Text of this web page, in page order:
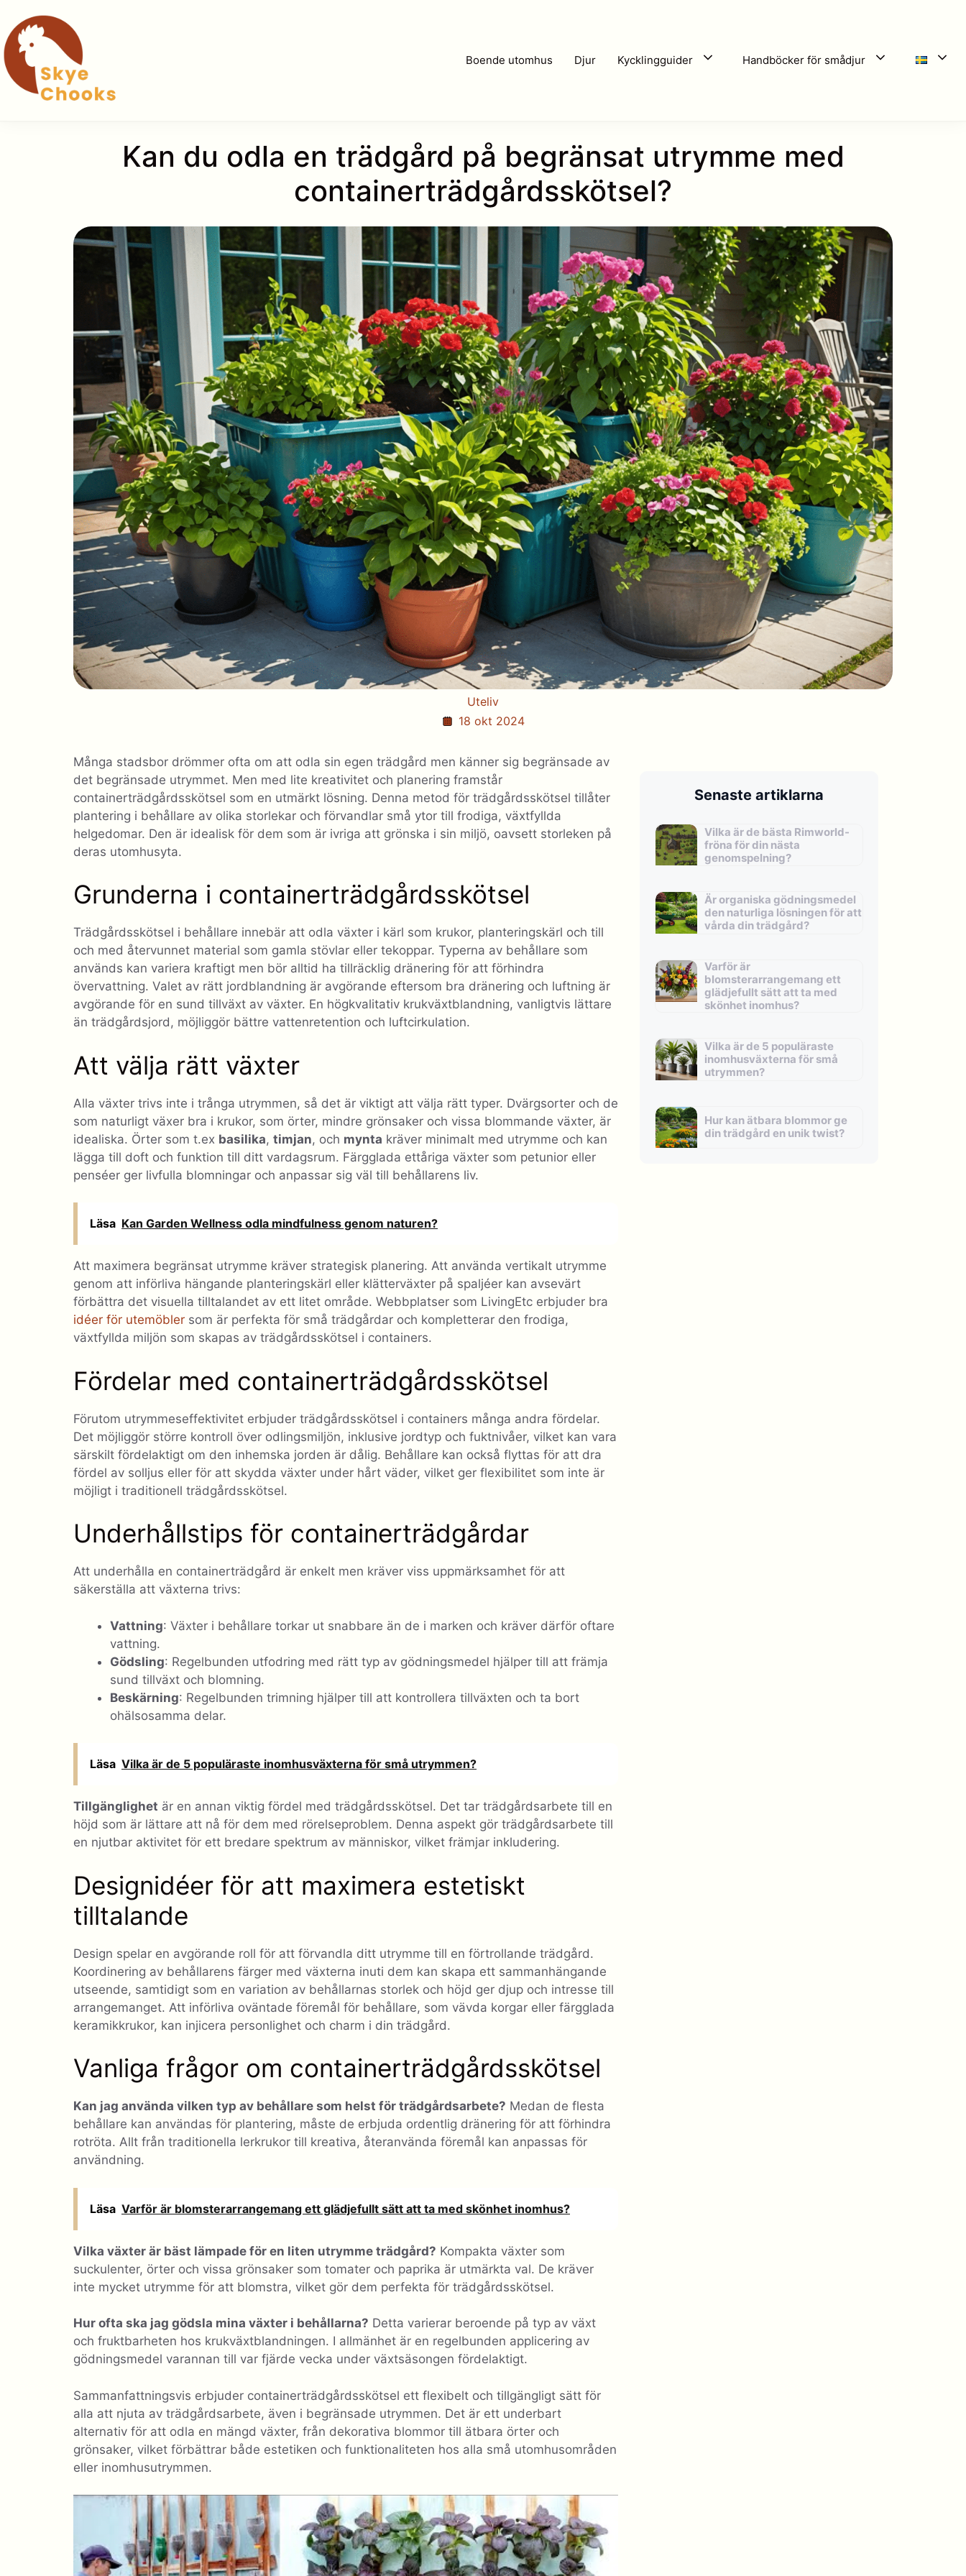
innehåll
Boende utomhus Djur Kycklingguider Handböcker för smådjur
Kan du odla en trädgård på begränsat utrymme med
containerträdgårdsskötsel?
Uteliv
18 okt 2024
Många stadsbor drömmer ofta om att odla sin egen trädgård men känner sig begränsade av
det begränsade utrymmet. Men med lite kreativitet och planering framstår
containerträdgårdsskötsel som en utmärkt lösning. Denna metod för trädgårdsskötsel tillåter
plantering i behållare av olika storlekar och förvandlar små ytor till frodiga, växtfyllda
helgedomar. Den är idealisk för dem som är ivriga att grönska i sin miljö, oavsett storleken på
deras utomhusyta.
Grunderna i containerträdgårdsskötsel
Trädgårdsskötsel i behållare innebär att odla växter i kärl som krukor, planteringskärl och till
och med återvunnet material som gamla stövlar eller tekoppar. Typerna av behållare som
används kan variera kraftigt men bör alltid ha tillräcklig dränering för att förhindra
övervattning. Valet av rätt jordblandning är avgörande eftersom bra dränering och luftning är
avgörande för en sund tillväxt av växter. En högkvalitativ krukväxtblandning, vanligtvis lättare
än trädgårdsjord, möjliggör bättre vattenretention och luftcirkulation.
Att välja rätt växter
Alla växter trivs inte i trånga utrymmen, så det är viktigt att välja rätt typer. Dvärgsorter och de
som naturligt växer bra i krukor, som örter, mindre grönsaker och vissa blommande växter, är
idealiska. Örter som t.ex basilika, timjan, och mynta kräver minimalt med utrymme och kan
lägga till doft och funktion till ditt vardagsrum. Färgglada ettåriga växter som petunior eller
penséer ger livfulla blomningar och anpassar sig väl till behållarens liv.
Läsa Kan Garden Wellness odla mindfulness genom naturen?
Att maximera begränsat utrymme kräver strategisk planering. Att använda vertikalt utrymme
genom att införliva hängande planteringskärl eller klätterväxter på spaljéer kan avsevärt
förbättra det visuella tilltalandet av ett litet område. Webbplatser som LivingEtc erbjuder bra
idéer för utemöbler som är perfekta för små trädgårdar och kompletterar den frodiga,
växtfyllda miljön som skapas av trädgårdsskötsel i containers.
Fördelar med containerträdgårdsskötsel
Förutom utrymmeseffektivitet erbjuder trädgårdsskötsel i containers många andra fördelar.
Det möjliggör större kontroll över odlingsmiljön, inklusive jordtyp och fuktnivåer, vilket kan vara
särskilt fördelaktigt om den inhemska jorden är dålig. Behållare kan också flyttas för att dra
fördel av solljus eller för att skydda växter under hårt väder, vilket ger flexibilitet som inte är
möjligt i traditionell trädgårdsskötsel.
Underhållstips för containerträdgårdar
Att underhålla en containerträdgård är enkelt men kräver viss uppmärksamhet för att
säkerställa att växterna trivs:
Vattning: Växter i behållare torkar ut snabbare än de i marken och kräver därför oftare
vattning.
Gödsling: Regelbunden utfodring med rätt typ av gödningsmedel hjälper till att främja
sund tillväxt och blomning.
Beskärning: Regelbunden trimning hjälper till att kontrollera tillväxten och ta bort
ohälsosamma delar.
Läsa Vilka är de 5 populäraste inomhusväxterna för små utrymmen?
Tillgänglighet är en annan viktig fördel med trädgårdsskötsel. Det tar trädgårdsarbete till en
höjd som är lättare att nå för dem med rörelseproblem. Denna aspekt gör trädgårdsarbete till
en njutbar aktivitet för ett bredare spektrum av människor, vilket främjar inkludering.
Designidéer för att maximera estetiskt
tilltalande
Design spelar en avgörande roll för att förvandla ditt utrymme till en förtrollande trädgård.
Koordinering av behållarens färger med växterna inuti dem kan skapa ett sammanhängande
utseende, samtidigt som en variation av behållarnas storlek och höjd ger djup och intresse till
arrangemanget. Att införliva oväntade föremål för behållare, som vävda korgar eller färgglada
keramikkrukor, kan injicera personlighet och charm i din trädgård.
Vanliga frågor om containerträdgårdsskötsel
Kan jag använda vilken typ av behållare som helst för trädgårdsarbete? Medan de flesta
behållare kan användas för plantering, måste de erbjuda ordentlig dränering för att förhindra
rotröta. Allt från traditionella lerkrukor till kreativa, återanvända föremål kan anpassas för
användning.
Läsa Varför är blomsterarrangemang ett glädjefullt sätt att ta med skönhet inomhus?
Vilka växter är bäst lämpade för en liten utrymme trädgård? Kompakta växter som
suckulenter, örter och vissa grönsaker som tomater och paprika är utmärkta val. De kräver
inte mycket utrymme för att blomstra, vilket gör dem perfekta för trädgårdsskötsel.
Hur ofta ska jag gödsla mina växter i behållarna? Detta varierar beroende på typ av växt
och fruktbarheten hos krukväxtblandningen. I allmänhet är en regelbunden applicering av
gödningsmedel varannan till var fjärde vecka under växtsäsongen fördelaktigt.
Sammanfattningsvis erbjuder containerträdgårdsskötsel ett flexibelt och tillgängligt sätt för
alla att njuta av trädgårdsarbete, även i begränsade utrymmen. Det är ett underbart
alternativ för att odla en mängd växter, från dekorativa blommor till ätbara örter och
grönsaker, vilket förbättrar både estetiken och funktionaliteten hos alla små utomhusområden
eller inomhusutrymmen.
Senaste artiklarna
Vilka är de bästa Rimworld-
fröna för din nästa
genomspelning?
Är organiska gödningsmedel
den naturliga lösningen för att
vårda din trädgård?
Varför är
blomsterarrangemang ett
glädjefullt sätt att ta med
skönhet inomhus?
Vilka är de 5 populäraste
inomhusväxterna för små
utrymmen?
Hur kan ätbara blommor ge
din trädgård en unik twist?